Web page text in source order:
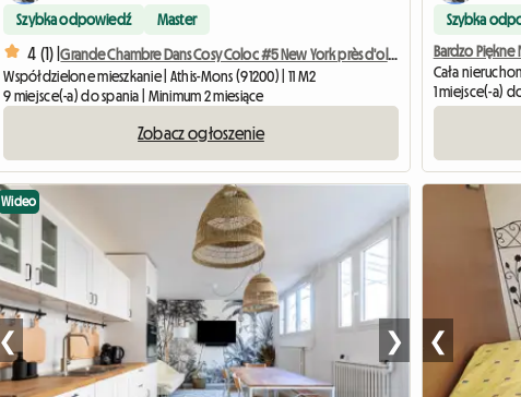
Szybka odpowiedź Master
4 (1) |
Grande Chambre Dans Cosy Coloc #5 New York près d'olry
Współdzielone mieszkanie | Athis-Mons (91200) | 11 M2
9 miejsce(-a) do spania | Minimum 2 miesiące
Zobacz ogłoszenie
Szybka
Bardzo Piękne
Cała
1 miejsce(-a)
Wideo
❮ ❯ ❮